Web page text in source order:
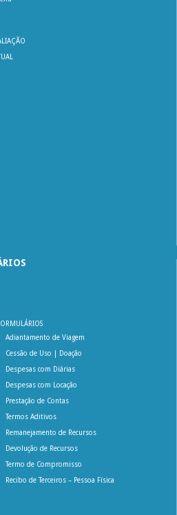
Adiantamento de Viagem
Cessão de Uso | Doação
Despesas com Diárias
Despesas com Locação
Prestação de Contas
Termos Aditivos
Remanejamento de Recursos
Devolução de Recursos
Termo de Compromisso
Recibo de Terceiros – Pessoa Física